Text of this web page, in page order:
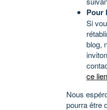
Pour
Si
blog,
ce lien
Nous
pourra être